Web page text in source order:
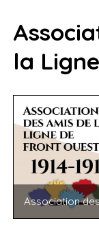
la
Association